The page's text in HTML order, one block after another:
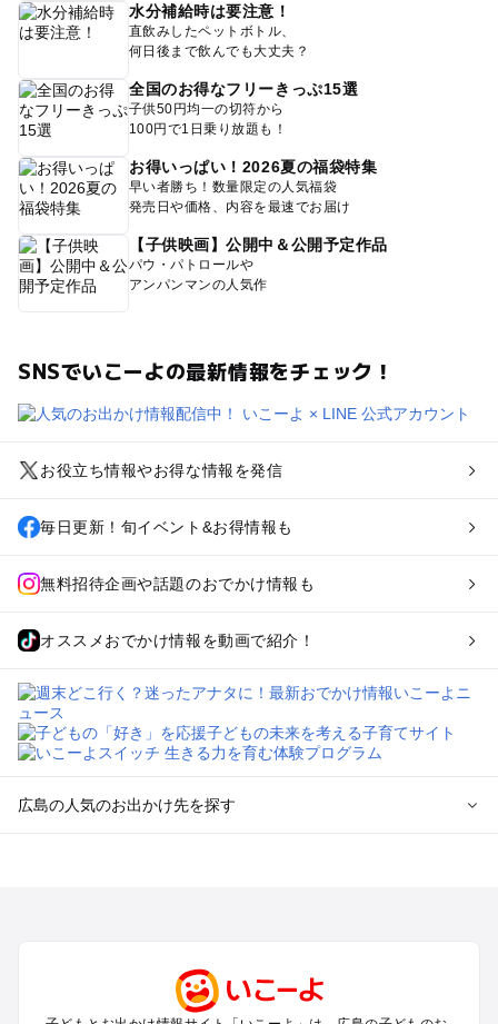
水分補給時は要注意！
直飲みしたペットボトル、
何日後まで飲んでも大丈夫？
全国のお得なフリーきっぷ15選
子供50円均一の切符から
100円で1日乗り放題も！
お得いっぱい！2026夏の福袋特集
早い者勝ち！数量限定の人気福袋
発売日や価格、内容を最速でお届け
【子供映画】公開中＆公開予定作品
パウ・パトロールや
アンパンマンの人気作
SNSでいこーよの最新情報をチェック！
お役立ち情報やお得な情報を発信
毎日更新！旬イベント&お得情報も
無料招待企画や話題のおでかけ情報も
オススメおでかけ情報を動画で紹介！
広島の人気のお出かけ先を探す
三次・庄原・三段峡・世羅・芸北のプールお出かけ